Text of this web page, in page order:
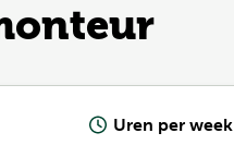
Uren per week